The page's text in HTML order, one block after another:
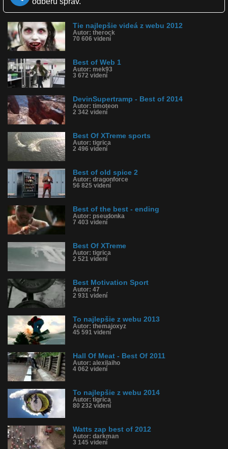
Obľúbené: 0
Komentárov: 1
Kategória: ľudia
Tagy: kompilácia, šport, ľudia
História sledovanosti videa:
Tie najlepšie videá z webu 2012
Autor: therock
70 606 videní
Best of Web 1
Autor: mek93
3 672 videní
DevinSupertramp - Best of 2014
Autor: timoteon
2 342 videní
Best Of XTreme sports
Autor: tigrica
2 496 videní
Best of old spice 2
Autor: dragonforce
56 825 videní
Best of the best - ending
Autor: pseudonka
7 403 videní
Best Of XTreme
Autor: tigrica
2 521 videní
Best Motivation Sport
Autor: 47
2 931 videní
To najlepšie z webu 2013
Autor: themajoxyz
45 591 videní
Hall Of Meat - Best Of 2011
Autor: alexilaiho
4 062 videní
To najlepšie z webu 2014
Autor: tigrica
80 232 videní
Watts zap best of 2012
Autor: darkman
3 145 videní